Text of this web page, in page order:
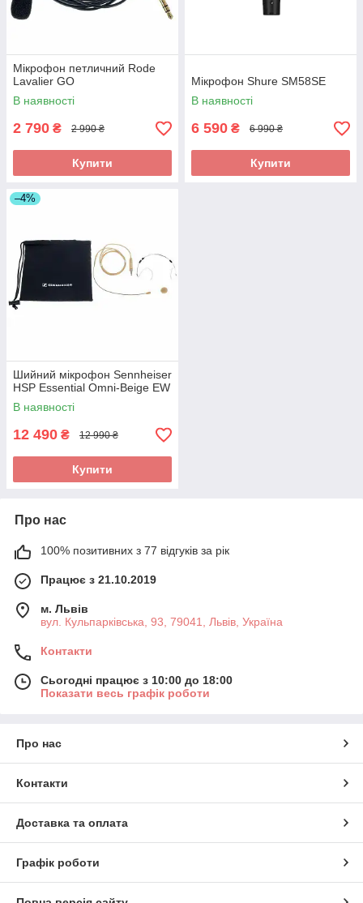
Мікрофон петличний Rode
Lavalier GO
В наявності
2 790 ₴ 2 990 ₴
Купити
Мікрофон Shure SM58SE
В наявності
6 590 ₴ 6 990 ₴
Купити
–4%
Шийний мікрофон Sennheiser
HSP Essential Omni-Beige EW
В наявності
12 490 ₴ 12 990 ₴
Купити
Про нас
100% позитивних з 77 відгуків за рік
Працює з 21.10.2019
м. Львів
вул. Кульпарківська, 93, 79041, Львів, Україна
Контакти
Сьогодні працює з 10:00 до 18:00
Показати весь графік роботи
Про нас
Контакти
Доставка та оплата
Графік роботи